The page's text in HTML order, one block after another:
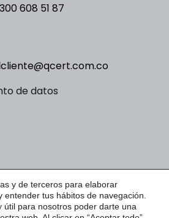
300 608 51 87
de datos
y de terceros para elaborar
entender tus hábitos de navegación.
útil para nosotros poder darte una